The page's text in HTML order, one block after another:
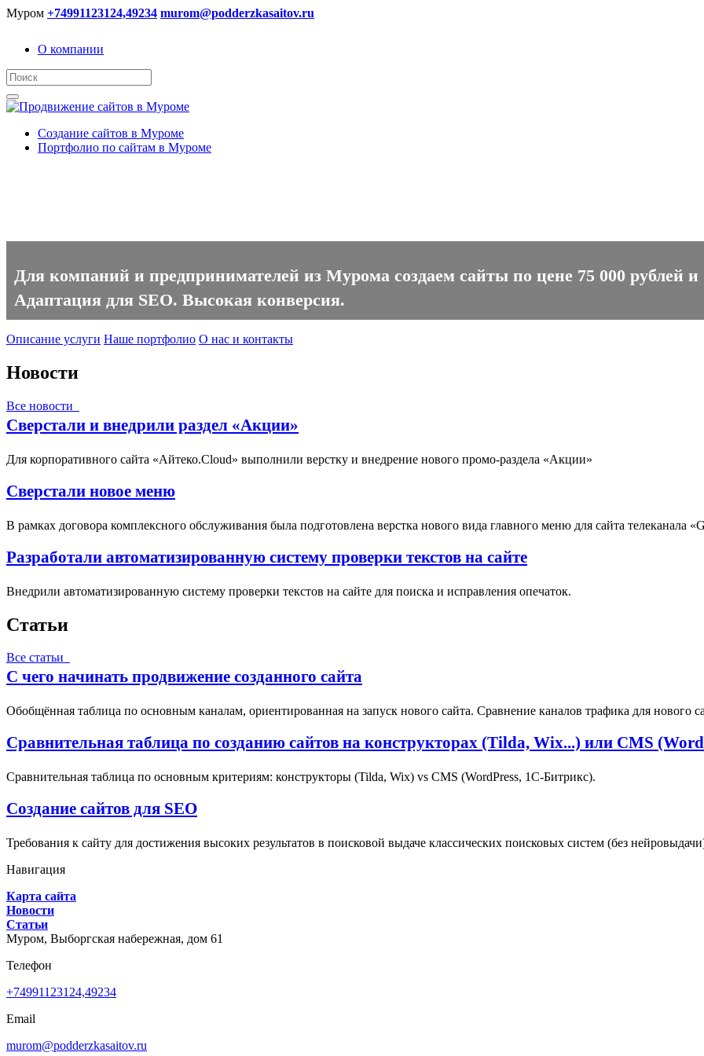
Муром +74991123124,49234 murom@podderzkasaitov.ru
О компании
Создание сайтов в Муроме
Портфолио по сайтам в Муроме
Для компаний и предпринимателей из Мурома создаем сайты по цене 75 000 рублей
Адаптация для SEO. Высокая конверсия.
Описание услуги Наше портфолио О нас и контакты
Новости
Все новости
Сверстали и внедрили раздел «Акции»
Для корпоративного сайта «Айтеко.Cloud» выполнили верстку и внедрение нового промо-раздела «Акции»
Сверстали новое меню
В рамках договора комплексного обслуживания была подготовлена верстка нового вида главного меню для сайта телеканала
Разработали автоматизированную систему проверки текстов на сайте
Внедрили автоматизированную систему проверки текстов на сайте для поиска и исправления опечаток.
Статьи
Все статьи
С чего начинать продвижение созданного сайта
Обобщённая таблица по основным каналам, ориентированная на запуск нового сайта. Сравнение каналов трафика для нового
Сравнительная таблица по созданию сайтов на конструкторах (Tilda, Wix...) или CMS
Сравнительная таблица по основным критериям: конструкторы (Tilda, Wix) vs CMS (WordPress, 1С‑Битрикс).
Создание сайтов для SEO
Требования к сайту для достижения высоких результатов в поисковой выдаче классических поисковых систем (без
Навигация
Карта сайта
Новости
Статьи
Муром, Выборгская набережная, дом 61
Телефон
+74991123124,49234
Email
murom@podderzkasaitov.ru